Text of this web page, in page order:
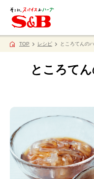
TOP レシピ ところてんの
ところて